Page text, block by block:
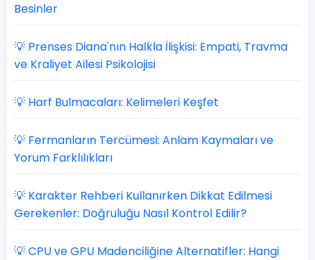
Besinler
💡 Prenses Diana'nın Halkla İlişkisi: Empati, Travma
ve Kraliyet Ailesi Psikolojisi
💡 Harf Bulmacaları: Kelimeleri Keşfet
💡 Fermanların Tercümesi: Anlam Kaymaları ve
Yorum Farklılıkları
💡 Karakter Rehberi Kullanırken Dikkat Edilmesi
Gerekenler: Doğruluğu Nasıl Kontrol Edilir?
💡 CPU ve GPU Madenciliğine Alternatifler: Hangi